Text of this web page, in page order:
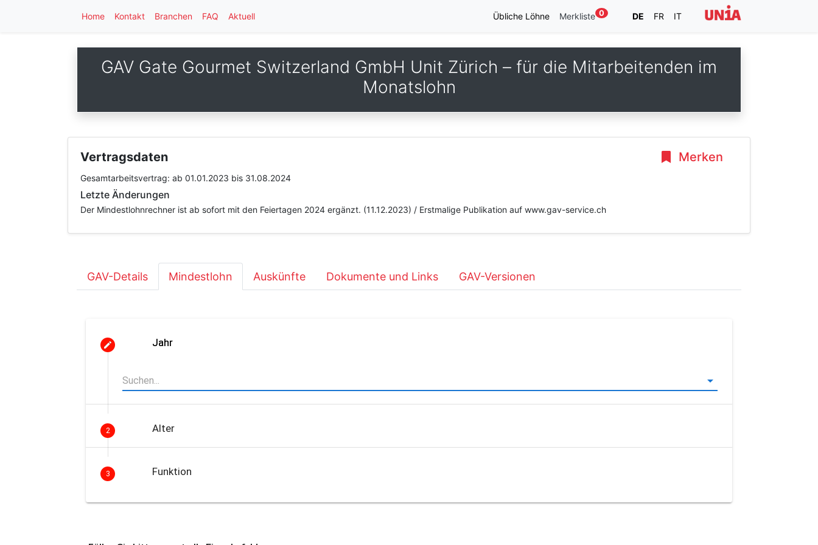
Home Kontakt Branchen FAQ Aktuell Übliche Löhne Merkliste 0 DE FR IT
GAV Gate Gourmet Switzerland GmbH Unit Zürich – für die Mitarbeitenden im
Monatslohn
Merken
Vertragsdaten
Gesamtarbeitsvertrag: ab 01.01.2023 bis 31.08.2024
Letzte Änderungen
Der Mindestlohnrechner ist ab sofort mit den Feiertagen 2024 ergänzt. (11.12.2023) / Erstmalige Publikation auf www.gav-service.ch
GAV-Details Mindestlohn Auskünfte Dokumente und Links GAV-Versionen
Jahr
2 Alter
3 Funktion